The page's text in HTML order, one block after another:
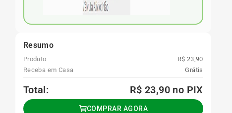
Resumo
Produto
R$ 23,90
Receba em Casa
Grátis
Total: R$ 23,90 no PIX
COMPRAR AGORA